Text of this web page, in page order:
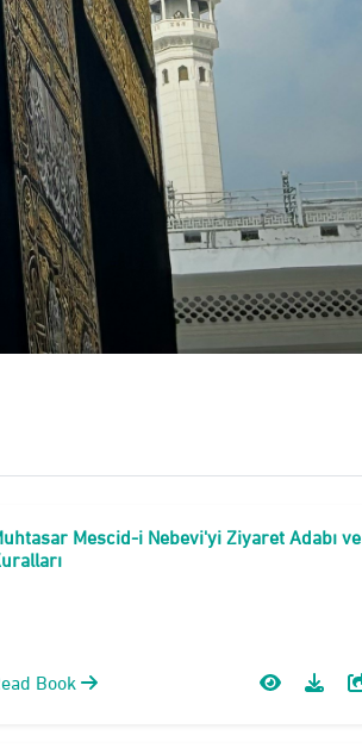
Mescid-i Nebevi'yi Ziyaret Adabı ve
Book